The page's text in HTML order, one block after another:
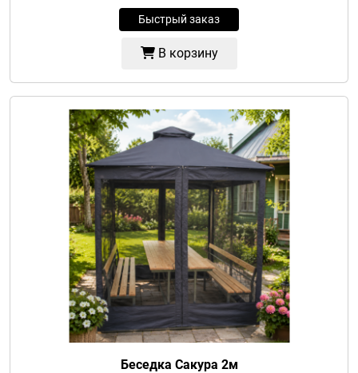
Быстрый заказ
В корзину
Беседка Сакура 2м